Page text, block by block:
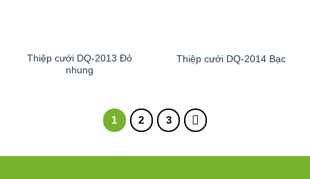
Thiệp cưới DQ-2013 Đỏ
nhung
Thiệp cưới DQ-2014 Bạc
1 2 3